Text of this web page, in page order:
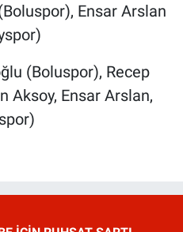
Ensar Arslan
(Boluspor), Recep
Aksoy, Ensar Arslan,